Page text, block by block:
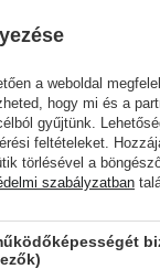
a weboldal
hogy mi és a
gyűjtünk.
feltételeket.
törlésével a
szabályzatban